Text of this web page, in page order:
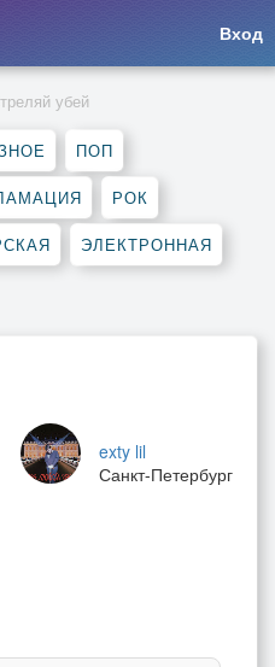
Вход
убей
ПОП
РОК
ЭЛЕКТРОННАЯ
exty lil
Санкт-Петербург